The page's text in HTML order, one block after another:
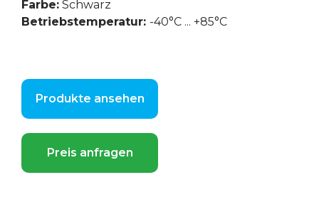
Farbe: Schwarz
Betriebstemperatur: -40°C ... +85°C
Produkte ansehen
Preis anfragen